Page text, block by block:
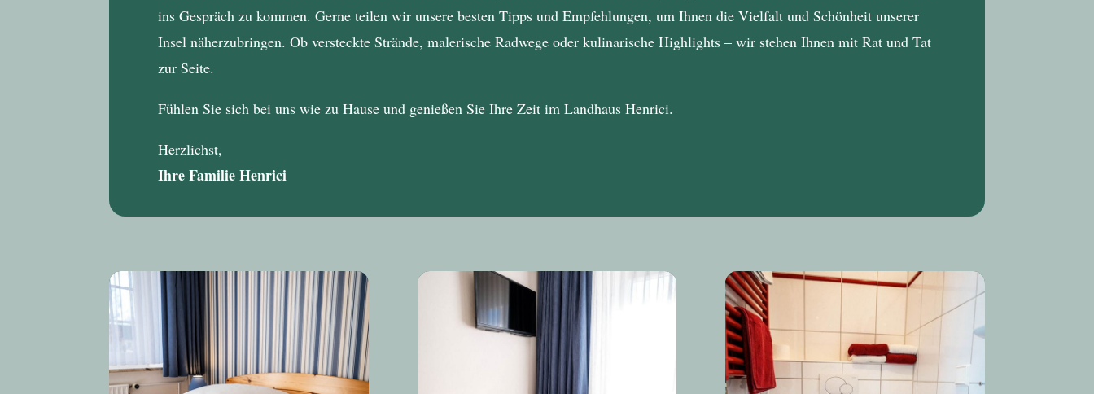
ins Gespräch zu kommen. Gerne teilen wir unsere besten Tipps und Empfehlungen, um Ihnen die Vielfalt und Schönheit unserer
Insel näherzubringen. Ob versteckte Strände, malerische Radwege oder kulinarische Highlights – wir stehen Ihnen mit Rat und Tat
zur Seite.
Fühlen Sie sich bei uns wie zu Hause und genießen Sie Ihre Zeit imLandhaus Henrici.
Herzlichst,
Ihre Familie Henrici